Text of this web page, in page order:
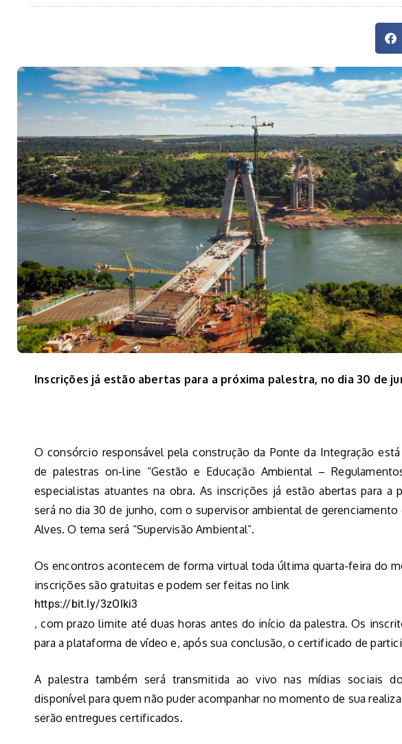
Inscrições já estão abertas para a próxima palestra, no dia 30 de
O consórcio responsável pela construção da Ponte da Integração
de palestras on-line “Gestão e Educação Ambiental –
especialistas atuantes na obra. As inscrições já estão abertas para a
será no dia 30 de junho, com o supervisor ambiental de gerenciamento
Alves. O tema será “Supervisão Ambiental”.
Os encontros acontecem de forma virtual toda última quarta-feira do
inscrições são gratuitas e podem ser feitas no link
https://bit.ly/3zOlki3
, com prazo limite até duas horas antes do início da palestra. Os
para a plataforma de vídeo e, após sua conclusão, o certificado de
A palestra também será transmitida ao vivo nas mídias sociais
disponível para quem não puder acompanhar no momento de sua
serão entregues certificados.